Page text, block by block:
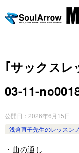
｢サックスレ
03-11-­
公開日： 2026年6月15日
浅倉直子先生のレッスン
・曲の通し